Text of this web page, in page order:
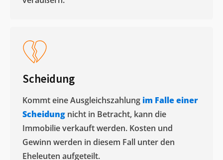
Scheidung
Kommt eine Ausgleichszahlung im Falle einer
Scheidung nicht in Betracht, kann die
Immobilie verkauft werden. Kosten und
Gewinn werden in diesem Fall unter den
Eheleuten aufgeteilt.​